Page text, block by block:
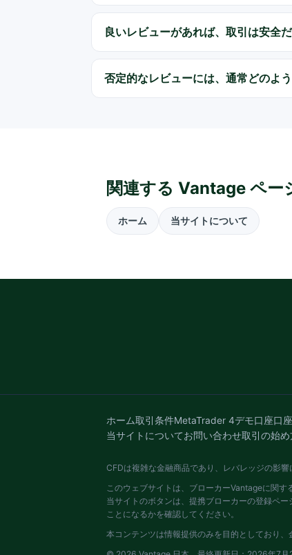
良いレビューがあれば、取引は安全
否定的なレビューには、通常どのよ
関連する Vantage ペー
ホーム 当サイトについて
ホーム取引条件MetaTrader 4デモ口座口
当サイトについてお問い合わせ取引の始め
CFDは複雑な金融商品であり、レバレッジの影
このウェブサイトは、ブローカーVantageに関
当サイトのボタンは、提携ブローカーの登録ペ
ことになるかを確認してください。
本コンテンツは情報提供のみを目的としており